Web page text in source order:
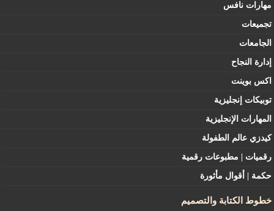
مهارات نافس
تجميعات
الجامعات
إدارة النجاح
اكس بوينت
توبيكات إنجليزية
المهارات الإنجليزية
كيدزي عالم الطفولة
رقميات | مطبوعات رقمية
حكمة | أقوال مأثورة
خطوط الكتابة والتصميم